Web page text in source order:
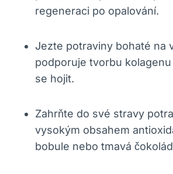
regeneraci po opalování.
Jezte potraviny bohaté na
podporuje​ tvorbu
se hojit.
Zahrňte do své stravy
vysokým obsahem
bobule nebo tmavá